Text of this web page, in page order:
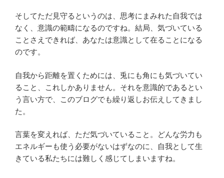
そしてただ見守るというのは、思考にまみれた自我では
なく、意識の範疇になるのですね。結局、気づいている
ことさえできれば、あなたは意識として在ることになる
のです。
自我から距離を置くためには、兎にも角にも気づいてい
ること、これしかありません。それを意識的であるとい
う言い方で、このブログでも繰り返しお伝えしてきまし
た。
言葉を変えれば、ただ気づいていること。どんな労力も
エネルギーも使う必要がないはずなのに、自我として生
きている私たちには難しく感じてしまいますね。